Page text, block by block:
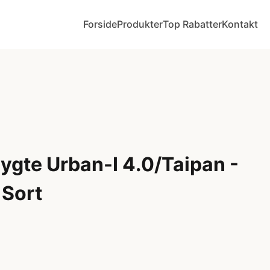
ForsideProdukterTop RabatterKontakt
Urban-I 4.0/Taipan -